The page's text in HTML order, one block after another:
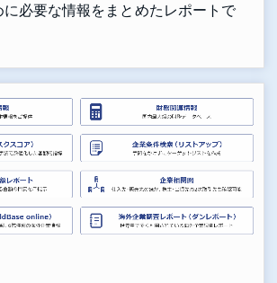
に必要な情報をまとめたレポートで